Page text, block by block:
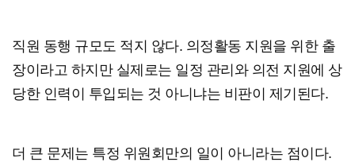
직원 동행 규모도 적지 않다. 의정활동 지원을 위한 출
장이라고 하지만 실제로는 일정 관리와 의전 지원에 상
당한 인력이 투입되는 것 아니냐는 비판이 제기된다.
더 큰 문제는 특정 위원회만의 일이 아니라는 점이다.